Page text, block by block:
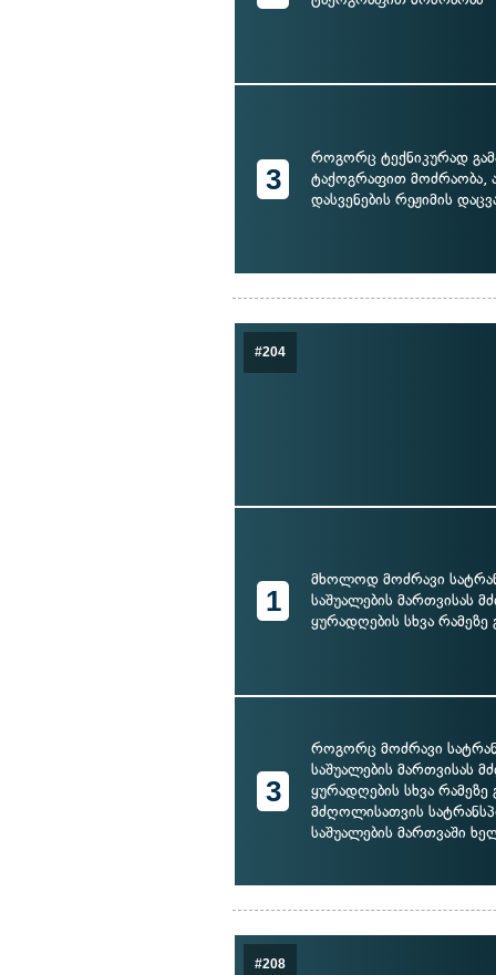
3
როგორც ტექნიკურად
ტაქოგრაფით მოძრაობა,
დასვენების რეჟიმის
#204
1
მხოლოდ მოძრავი
საშუალების მართვისას
ყურადღების სხვა რამეზე
3
როგორც მოძრავი
საშუალების მართვისას
ყურადღების სხვა რამეზე
მძღოლისათვის
საშუალების მართვაში
#208